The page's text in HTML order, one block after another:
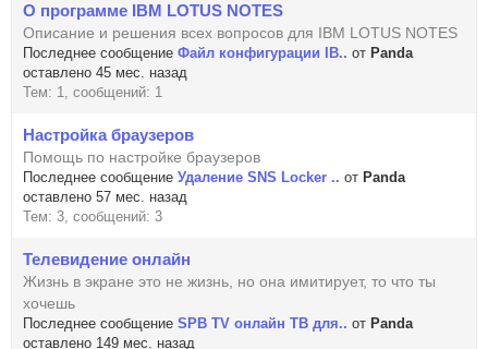
О программе IBM LOTUS NOTES
Описание и решения всех вопросов для IBM LOTUS NOTES
Последнее сообщение Файл конфигурации IB.. от Panda
оставлено 45 мес. назад
Тем: 1, сообщений: 1
Настройка браузеров
Помощь по настройке браузеров
Последнее сообщение Удаление SNS Locker .. от Panda
оставлено 57 мес. назад
Тем: 3, сообщений: 3
Телевидение онлайн
Жизнь в экране это не жизнь, но она имитирует, то что ты
хочешь
Последнее сообщение SPB TV онлайн ТВ для.. от Panda
оставлено 149 мес. назад